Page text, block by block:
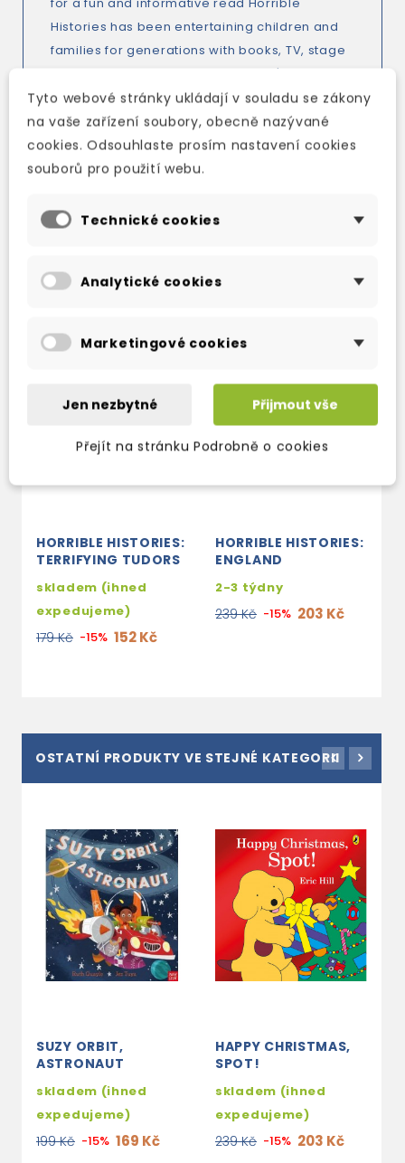
Histories has been entertaining children and
families for generations with books, TV, stage
show, magazines, games and 2019's brilliantly
funny Horrible Histories: the Movie - Rotten
Romans. Get your history right here and collect
the whole horrible lot. Read all about it!
HORRIBLE HISTORIES:
TERRIFYING TUDORS
skladem (ihned
expedujeme)
179 Kč -15% 152 Kč
HORRIBLE HISTORIES:
ENGLAND
2-3 týdny
239 Kč -15% 203 Kč
OSTATNÍ PRODUKTY VE STEJNÉ KATEGORII
SUZY ORBIT,
ASTRONAUT
skladem (ihned
expedujeme)
199 Kč -15% 169 Kč
HAPPY CHRISTMAS,
SPOT!
skladem (ihned
expedujeme)
239 Kč -15% 203 Kč
Tyto webové stránky ukládají v souladu se zákony
na vaše zařízení soubory, obecně nazývané
cookies. Odsouhlaste prosím nastavení cookies
souborů pro použití webu.
Technické cookies
Analytické cookies
Marketingové cookies
Jen nezbytné Přijmout vše
Přejít na stránku Podrobně o cookies